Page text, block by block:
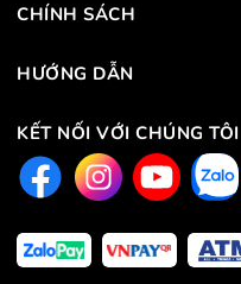
CHÍNH SÁCH
HƯỚNG DẪN
KẾT NỐI VỚI CHÚNG TÔI